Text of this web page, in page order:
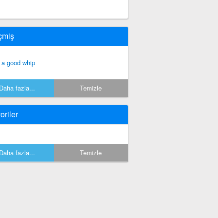
good whip
Daha fazla... Temizle
Daha fazla... Temizle